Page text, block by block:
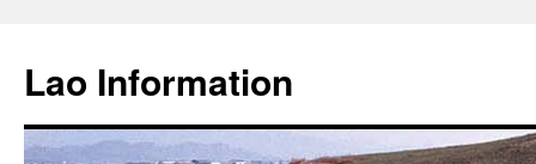
contenu
Lao Information